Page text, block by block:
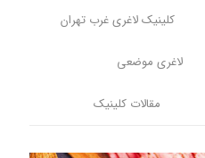
کلینیک لاغری غرب تهران
لاغری موضعی
مقالات کلینیک